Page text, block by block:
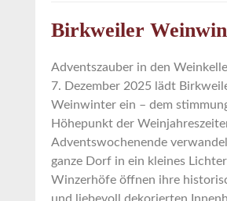
Birkweiler
Adventszauber in den
7. Dezember 2025 lädt
Weinwinter ein – dem
Höhepunkt der
Adventswochenende
ganze Dorf in ein kleines
Winzerhöfe öffnen ihre